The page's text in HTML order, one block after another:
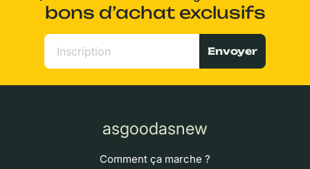
bons d’achat exclusifs
Envoyer
asgoodasnew
Comment ça marche ?